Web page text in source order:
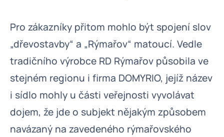
Pro zákazníky přitom mohlo být spojení slov
„dřevostavby“ a „Rýmařov“ matoucí. Vedle
tradičního výrobce RD Rýmařov působila ve
stejném regionu i firma DOMYRIO, jejíž název
i sídlo mohly u části veřejnosti vyvolávat
dojem, že jde o subjekt nějakým způsobem
navázaný na zavedeného rýmařovského